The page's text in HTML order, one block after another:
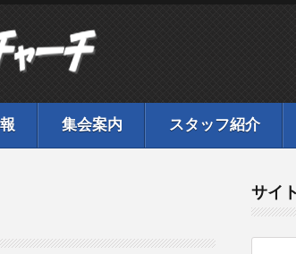
集会案内 スタッフ紹介
サイ